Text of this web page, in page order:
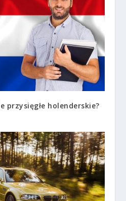
przysięgłe holenderskie?